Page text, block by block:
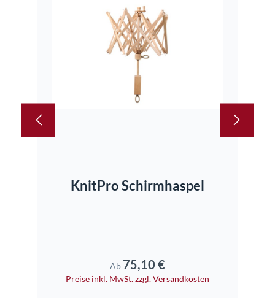
KnitPro Schirmhaspel
Regulärer Preis:
Ab 75,10 €
Preise inkl. MwSt. zzgl. Versandkosten